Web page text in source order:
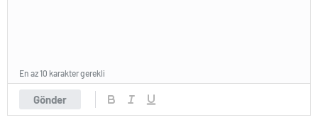
Gönder
En az 10 karakter gerekli